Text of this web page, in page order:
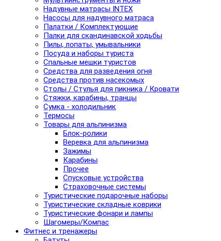
Надувные матрасы INTEX
Насосы для надувного матраса
Палатки / Комплектующие
Палки для скандинавской ходьбы
Пилы, лопаты, умывальники
Посуда и наборы туриста
Спальные мешки туристов
Средства для разведения огня
Средства против насекомых
Столы / Стулья для пикника / Кровати
Стяжки, карабины, транцы
Сумка - холодильник
Термосы
Товары для альпинизма
Блок-ролики
Веревка для альпинизма
Зажимы
Карабины
Прочее
Спусковые устройства
Страховочные системы
Туристические подарочные наборы
Туристические складные коврики
Туристические фонари и лампы
Шагомеры/Компас
Фитнес и тренажеры